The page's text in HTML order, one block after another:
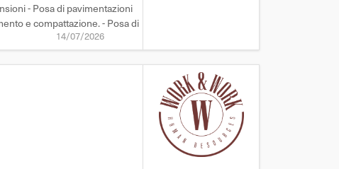
- Posa di pavimentazioni
e compattazione. - Posa di
14/07/2026